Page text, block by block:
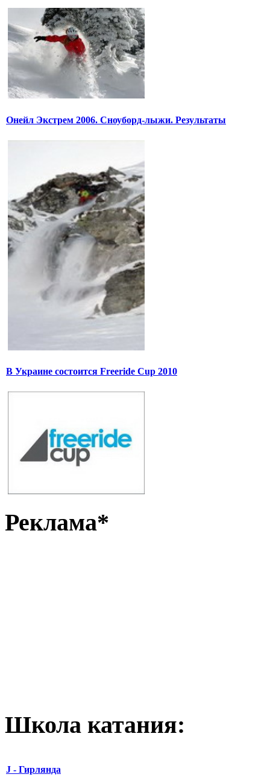
Онейл Экстрем 2006. Сноуборд-лыжи. Результаты
В Украине состоится Freeride Cup 2010
Реклама*
Школа катания:
J - Гирлянда